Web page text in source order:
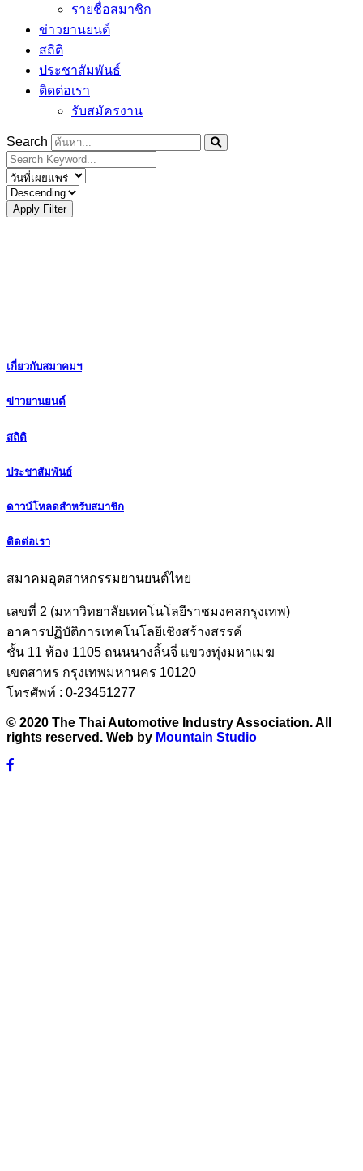
รายชื่อสมาชิก
ข่าวยานยนต์
สถิติ
ประชาสัมพันธ์
ติดต่อเรา
รับสมัครงาน
Search
Apply Filter
เกี่ยวกับสมาคมฯ
ข่าวยานยนต์
สถิติ
ประชาสัมพันธ์
ดาวน์โหลดสำหรับสมาชิก
ติดต่อเรา
สมาคมอุตสาหกรรมยานยนต์ไทย
เลขที่ 2 (มหาวิทยาลัยเทคโนโลยีราชมงคลกรุงเทพ)
อาคารปฏิบัติการเทคโนโลยีเชิงสร้างสรรค์
ชั้น 11 ห้อง 1105 ถนนนางลิ้นจี่ แขวงทุ่งมหาเมฆ
เขตสาทร กรุงเทพมหานคร 10120
โทรศัพท์ : 0-23451277
© 2020 The Thai Automotive Industry Association. All
rights reserved. Web by Mountain Studio